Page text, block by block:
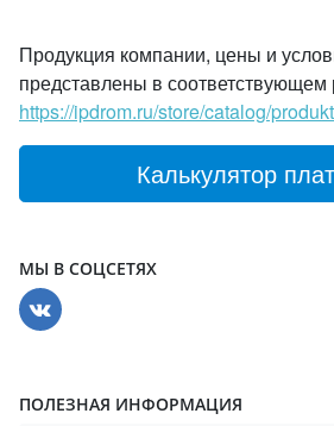
Продукция компании, цены и
представлены в соответствующем
https://ipdrom.ru/store/catalog/
Калькулятор
МЫ В СОЦСЕТЯХ
ПОЛЕЗНАЯ ИНФОРМАЦИЯ